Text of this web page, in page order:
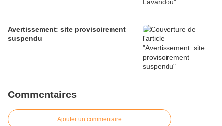
Avertissement: site provisoirement
suspendu
Commentaires
Ajouter un commentaire